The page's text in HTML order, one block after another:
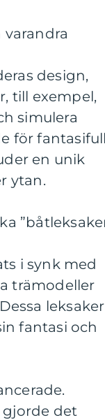
varandra
design,
till exempel,
simulera
för
en unik
ytan.
i synk med
trämodeller
leksaker
fantasi och
det